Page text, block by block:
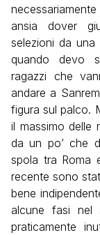
ansia dover
selezioni da
quando devo
ragazzi che
andare a
figura sul palco.
il massimo delle
da un po’ che
spola tra Roma
recente sono
bene
alcune fasi nel
praticamente